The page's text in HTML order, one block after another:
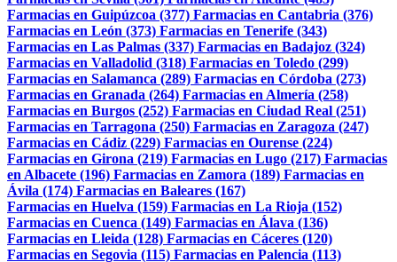
Farmacias en Guipúzcoa (377) Farmacias en Cantabria (376)
Farmacias en León (373) Farmacias en Tenerife (343)
Farmacias en Las Palmas (337) Farmacias en Badajoz (324)
Farmacias en Valladolid (318) Farmacias en Toledo (299)
Farmacias en Salamanca (289) Farmacias en Córdoba (273)
Farmacias en Granada (264) Farmacias en Almería (258)
Farmacias en Burgos (252) Farmacias en Ciudad Real (251)
Farmacias en Tarragona (250) Farmacias en Zaragoza (247)
Farmacias en Cádiz (229) Farmacias en Ourense (224)
Farmacias en Girona (219) Farmacias en Lugo (217) Farmacias
en Albacete (196) Farmacias en Zamora (189) Farmacias en
Ávila (174) Farmacias en Baleares (167)
Farmacias en Huelva (159) Farmacias en La Rioja (152)
Farmacias en Cuenca (149) Farmacias en Álava (136)
Farmacias en Lleida (128) Farmacias en Cáceres (120)
Farmacias en Segovia (115) Farmacias en Palencia (113)